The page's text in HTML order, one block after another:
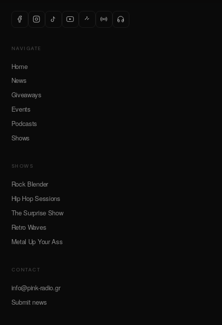
NAVIGATE
Home
News
Giveaways
Events
Podcasts
Shows
SHOWS
Rock Blender
Hip Hop Sessions
The Surprise Show
Retro Waves
Metal Up Your Ass
CONTACT
info@pink-radio.gr
Submit news